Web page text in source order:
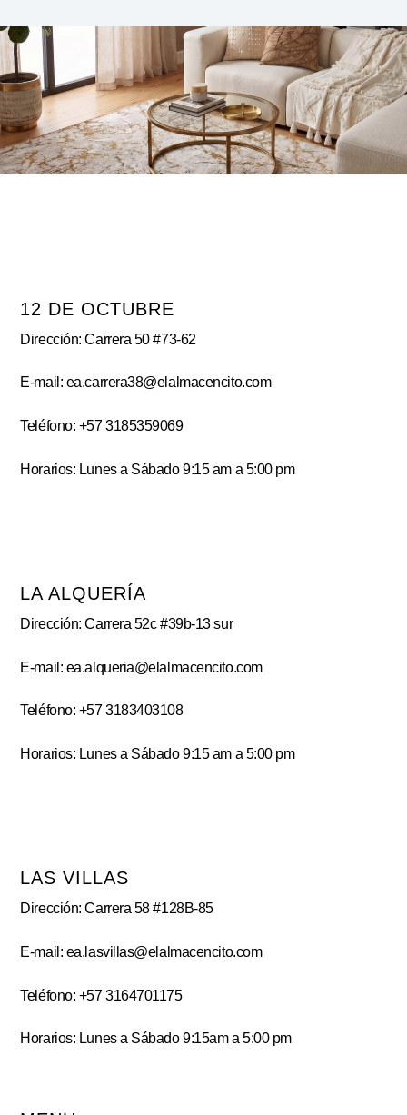
12 DE OCTUBRE
Dirección: Carrera 50 #73-62
E-mail: ea.carrera38@elalmacencito.com
Teléfono: +57 3185359069
Horarios: Lunes a Sábado 9:15 am a 5:00 pm
LA ALQUERÍA
Dirección: Carrera 52c #39b-13 sur
E-mail: ea.alqueria@elalmacencito.com
Teléfono: +57 3183403108
Horarios: Lunes a Sábado 9:15 am a 5:00 pm
LAS VILLAS
Dirección: Carrera 58 #128B-85
E-mail: ea.lasvillas@elalmacencito.com
Teléfono: +57 3164701175
Horarios: Lunes a Sábado 9:15am a 5:00 pm